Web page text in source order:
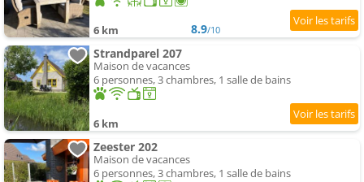
6 km 8.9/10
Strandparel 207
Maison de vacances
6 personnes, 3 chambres, 1 salle de bains
6 km
Zeester 202
Maison de vacances
6 personnes, 3 chambres, 1 salle de bains